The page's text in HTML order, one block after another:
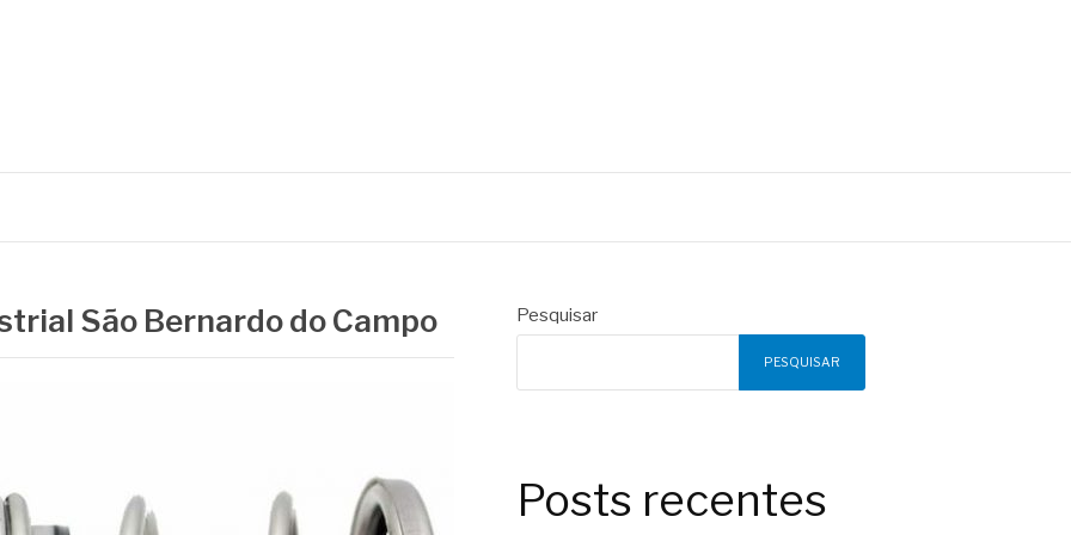
São Bernardo do Campo Pesquisar
PESQUISAR
Posts recentes